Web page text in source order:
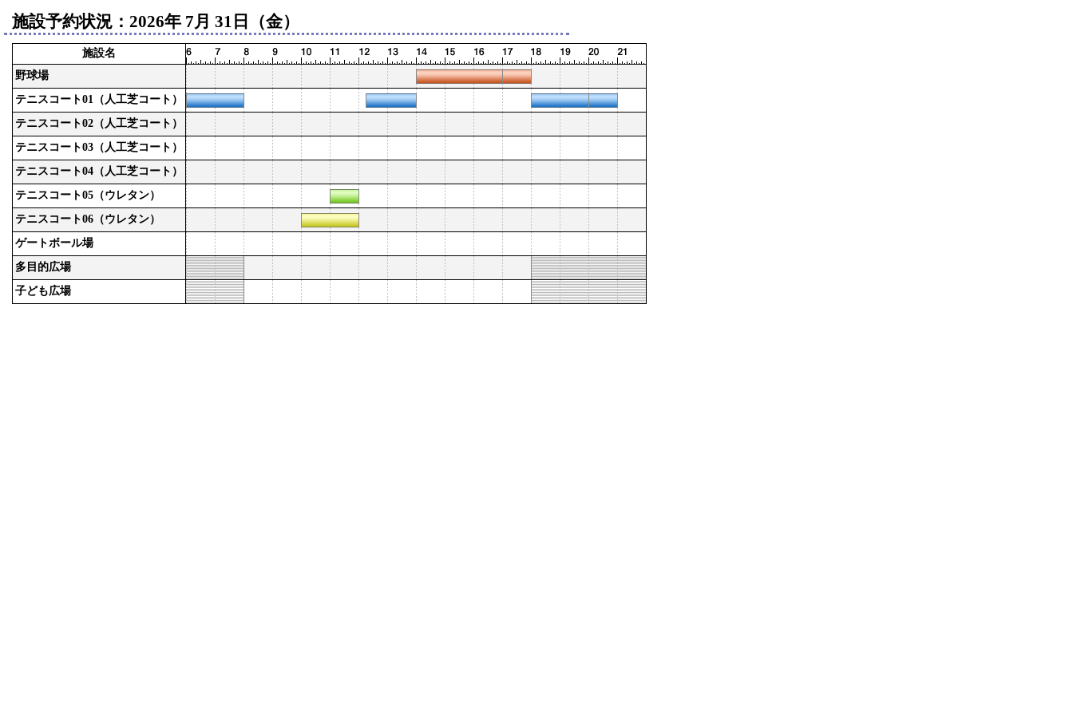
施設予約状況：2026年 7月 31日（金）
施設名
野球場
テニスコート01（人工芝コート）
テニスコート02（人工芝コート）
テニスコート03（人工芝コート）
テニスコート04（人工芝コート）
テニスコート05（ウレタン）
テニスコート06（ウレタン）
ゲートボール場
多目的広場
子ども広場